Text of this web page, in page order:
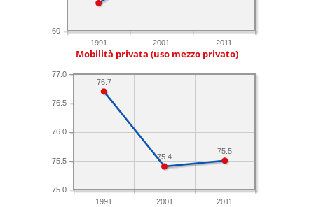
1991 2001 2011
60
Mobilità privata (uso mezzo privato)
1991 2001 2011
75.0
75.5
76.0
76.5
77.0
75.5
75.4
76.7